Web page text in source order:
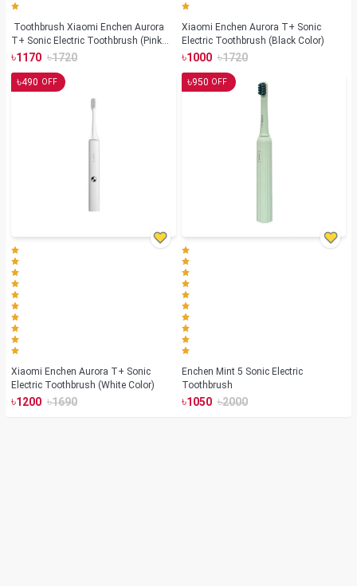
Toothbrush Xiaomi Enchen Aurora
T+ Sonic Electric Toothbrush (Pink
Color)
৳1170 ৳1720
Xiaomi Enchen Aurora T+ Sonic
Electric Toothbrush (Black Color)
৳1000 ৳1720
৳490 OFF
Xiaomi Enchen Aurora T+ Sonic
Electric Toothbrush (White Color)
৳1200 ৳1690
৳950 OFF
Enchen Mint 5 Sonic Electric
Toothbrush
৳1050 ৳2000